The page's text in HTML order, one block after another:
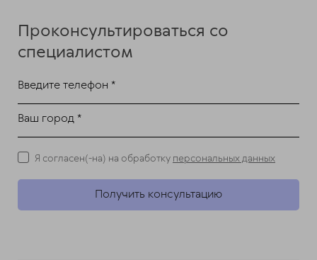
Проконсультироваться со
специалистом
Введите телефон *
Ваш город *
Получить консультацию
Я согласен(-на) на обработку персональных данных